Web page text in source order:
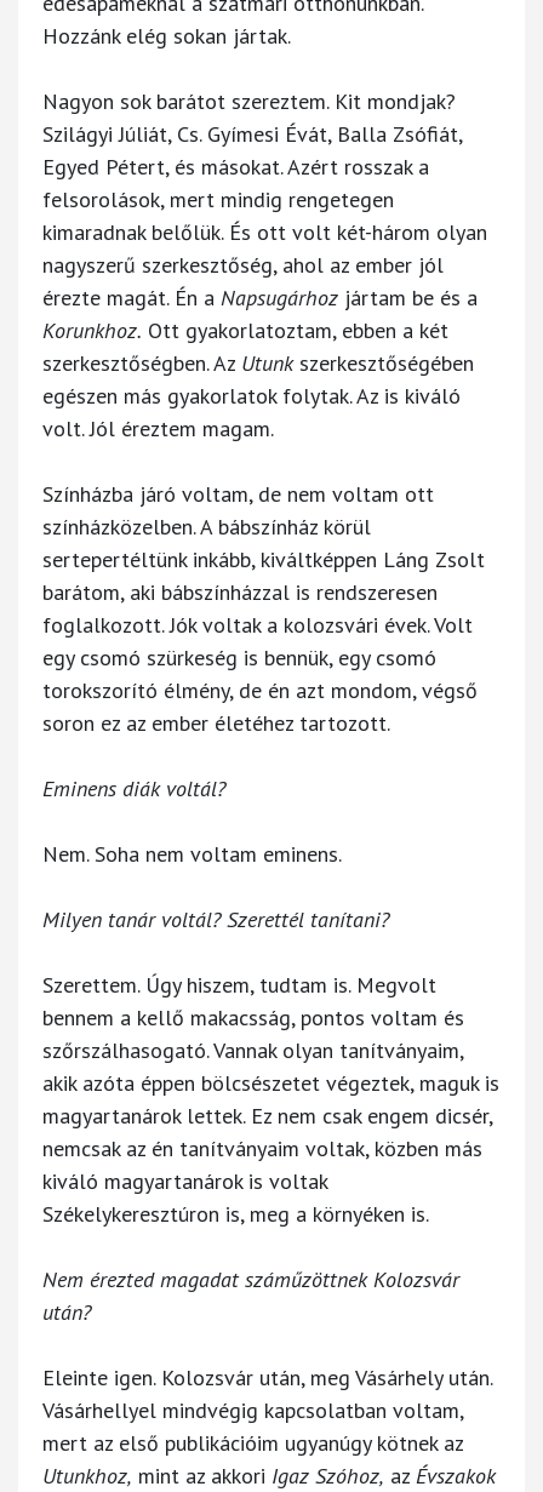
Hozzánk elég sokan jártak.
Nagyon sok barátot szereztem. Kit mondjak?
Szilágyi Júliát, Cs. Gyímesi Évát, Balla Zsófiát,
Egyed Pétert, és másokat. Azért rosszak a
felsorolások, mert mindig rengetegen
kimaradnak belőlük. És ott volt két-három olyan
nagyszerű szerkesztőség, ahol az ember jól
érezte magát. Én a Napsugárhoz jártam be és a
Korunkhoz. Ott gyakorlatoztam, ebben a két
szerkesztőségben. Az Utunkszerkesztőségében
egészen más gyakorlatok folytak. Az is kiváló
volt. Jól éreztem magam.
Színházba járó voltam, de nem voltam ott
színházközelben. A bábszínház körül
sertepertéltünk inkább, kiváltképpen Láng Zsolt
barátom, aki bábszínházzal is rendszeresen
foglalkozott. Jók voltak a kolozsvári évek. Volt
egy csomó szürkeség is bennük, egy csomó
torokszorító élmény, de én azt mondom, végső
soron ez az ember életéhez tartozott.
Eminens diák voltál?
Nem. Soha nem voltam eminens.
Milyen tanár voltál? Szerettél tanítani?
Szerettem. Úgy hiszem, tudtam is. Megvolt
bennem a kellő makacsság, pontos voltam és
szőrszálhasogató. Vannak olyan tanítványaim,
akik azóta éppen bölcsészetet végeztek, maguk is
magyartanárok lettek. Ez nem csak engem dicsér,
nemcsak az én tanítványaim voltak, közben más
kiváló magyartanárok is voltak
Székelykeresztúron is, meg a környéken is.
Nem érezted magadat száműzöttnek Kolozsvár
után?
Eleinte igen. Kolozsvár után, meg Vásárhely után.
Vásárhellyel mindvégig kapcsolatban voltam,
mert az első publikációim ugyanúgy kötnek az
Utunkhoz, mint az akkori Igaz Szóhoz, az Évszakok